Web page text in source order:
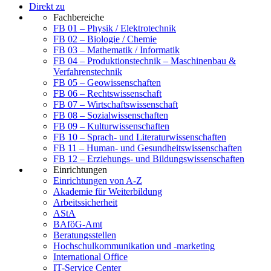
Direkt zu
Fachbereiche
FB 01 – Physik / Elektrotechnik
FB 02 – Biologie / Chemie
FB 03 – Mathematik / Informatik
FB 04 – Produktionstechnik – Maschinenbau &
Verfahrenstechnik
FB 05 – Geowissenschaften
FB 06 – Rechtswissenschaft
FB 07 – Wirtschaftswissenschaft
FB 08 – Sozialwissenschaften
FB 09 – Kulturwissenschaften
FB 10 – Sprach- und Literaturwissenschaften
FB 11 – Human- und Gesundheitswissenschaften
FB 12 – Erziehungs- und Bildungswissenschaften
Einrichtungen
Einrichtungen von A-Z
Akademie für Weiterbildung
Arbeitssicherheit
AStA
BAföG-Amt
Beratungsstellen
Hochschulkommunikation und -marketing
International Office
IT-Service Center